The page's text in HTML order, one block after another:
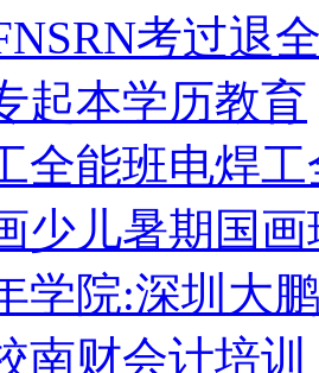
考过退
起本学历教育
全能班电焊
少儿暑期国
学院:深圳大
南财会计培训